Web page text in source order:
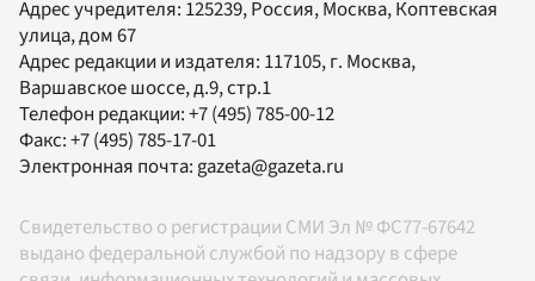
Адрес учредителя: 125239, Россия, Москва, Коптевская
улица, дом 67
Адрес редакции и издателя: 117105, г. Москва,
Варшавское шоссе, д.9, стр.1
Телефон редакции:+7 (495) 785-00-12
Факс:+7 (495) 785-17-01
Электронная почта:gazeta@gazeta.ru
Свидетельство о регистрации СМИ Эл № ФС77-67642
выдано федеральной службой по надзору в сфере